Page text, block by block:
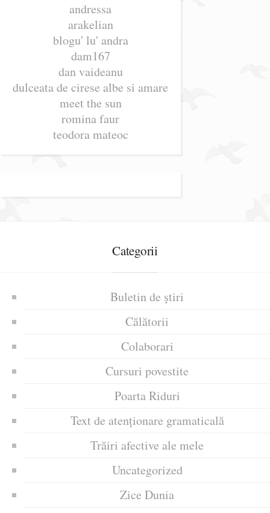
andressa
arakelian
blogu' lu' andra
dam167
dan vaideanu
dulceata de cirese albe si amare
meet the sun
romina faur
teodora mateoc
Categorii
Buletin de știri
Călătorii
Colaborari
Cursuri povestite
Poarta Riduri
Text de atenționare gramaticală
Trăiri afective ale mele
Uncategorized
Zice Dunia